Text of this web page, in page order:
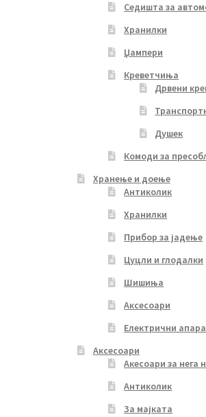
Седишта за
Хранилки
Џампери
Креветчиња
Дрвени
Душек
Комоди за
Хранење и доење
Антиколик
Хранилки
Прибор за јадење
Цуцли и глодалки
Шишиња
Аксесоари
Електрични
Аксесоари
Акесоари за нега
Антиколик
За мајката